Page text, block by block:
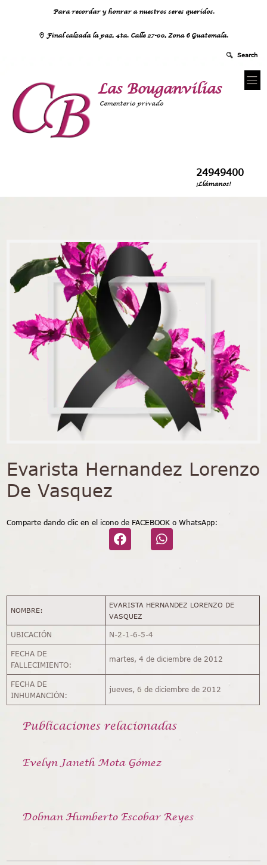
Para recordar y honrar a nuestros seres queridos.
Final calzada la paz, 4ta. Calle 27-00, Zona 6 Guatemala.
Las Bouganvilias
Cementerio privado
24949400
¡Llámanos!
Evarista Hernandez Lorenzo
De Vasquez
Comparte dando clic en el icono de FACEBOOK o WhatsApp:
NOMBRE:
EVARISTA HERNANDEZ LORENZO DE
VASQUEZ
UBICACIÓN N-2-1-6-5-4
FECHA DE
FALLECIMIENTO:
martes, 4 de diciembre de 2012
FECHA DE
INHUMANCIÓN:
jueves, 6 de diciembre de 2012
Publicaciones relacionadas
Evelyn Janeth Mota Gómez
Dolman Humberto Escobar Reyes